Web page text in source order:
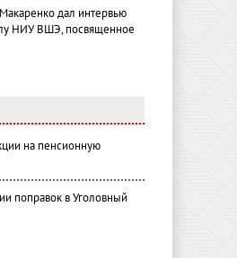
дал интервью
НИУ ВШЭ, посвященное
на пенсионную
поправок в Уголовный